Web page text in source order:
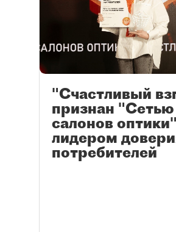
"Счастливый
признан "Сетью
салонов
лидером
потребителей